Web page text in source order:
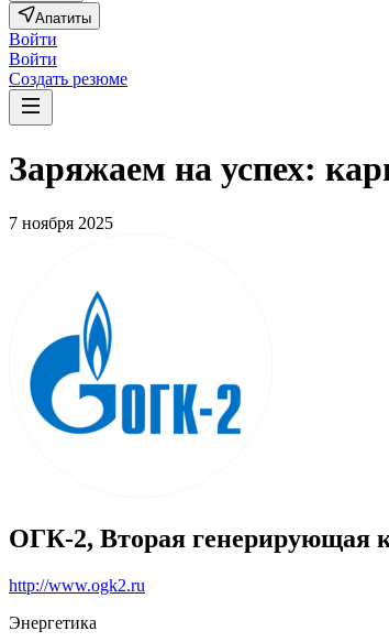
Апатиты
Войти
Войти
Создать резюме
Заряжаем на успех:
7 ноября 2025
ОГК-2, Вторая генерирующая
http://www.ogk2.ru
Энергетика